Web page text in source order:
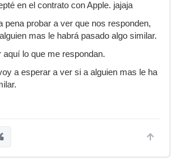
en el contrato con Apple. jajaja
pena probar a ver que nos responden,
mas le habrá pasado algo similar.
aquí lo que me respondan.
a esperar a ver si a alguien mas le ha